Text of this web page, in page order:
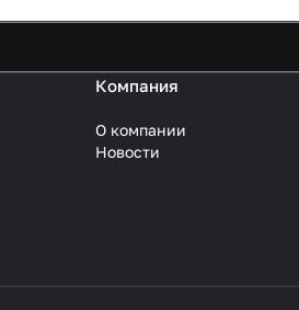
Компания
О компании
Новости